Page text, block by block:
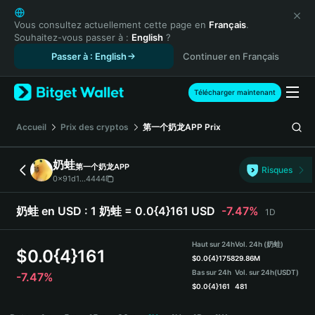
English
日本語
Tiếng Việt
Español (Latinoamérica)
Türkçe
Français
Deutsch
简体中文
繁體中文
Português (Portugal)
Bahasa Indonesia
ภาษาไทย
Español
Español (Argentina)
Vous consultez actuellement cette page en Français.
Souhaitez-vous passer à : English ?
Passer à : English
Continuer en Français
Télécharger maintenant
Accueil Prix des cryptos 第一个奶龙APP Prix
奶蛙第一个奶龙APP
0x91d1...4444
Risques
奶蛙 en USD : 1 奶蛙 = 0.0{4}161 USD -7.47% 1D
$0.0{4}161
-7.47%
Haut sur 24h
$0.0{4}1758
Bas sur 24h
$0.0{4}161
Vol. 24h (奶蛙)
29.86M
Vol. sur 24h(USDT)
481